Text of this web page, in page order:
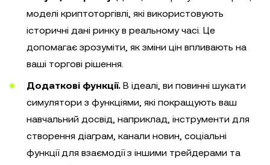
моделі криптоторгівлі, які використовують
історичні дані ринку в реальному часі. Це
допомагає зрозуміти, як зміни цін впливають на
ваші торгові рішення.
Додаткові функції. В ідеалі, ви повинні шукати
симулятори з функціями, які покращують ваш
навчальний досвід, наприклад, інструменти для
створення діаграм, канали новин, соціальні
функції для взаємодії з іншими трейдерами та